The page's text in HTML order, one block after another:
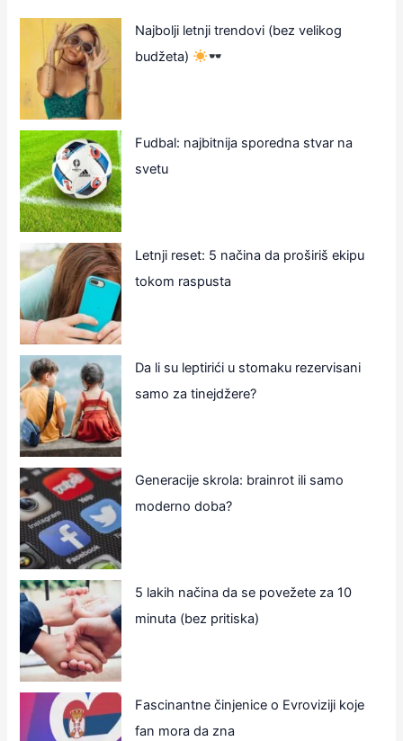
Najbolji letnji trendovi (bez velikog
budžeta)
Fudbal: najbitnija sporedna stvar na
svetu
Letnji reset: 5 načina da proširiš ekipu
tokom raspusta
Da li su leptirići u stomaku rezervisani
samo za tinejdžere?
Generacije skrola: brainrot ili samo
moderno doba?
5 lakih načina da se povežete za 10
minuta (bez pritiska)
Fascinantne činjenice o Evroviziji koje
fan mora da zna